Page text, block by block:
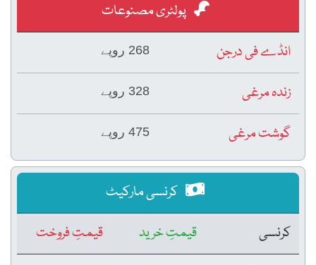
پولٹری مصنوعات
انڈے فی درجن
268 روپے
زندہ مرغی 328 روپے
گوشت مرغی 475 روپے
کرنسی مارکیٹ
کرنسی
قیمتِ خرید
قیمتِ فروخت